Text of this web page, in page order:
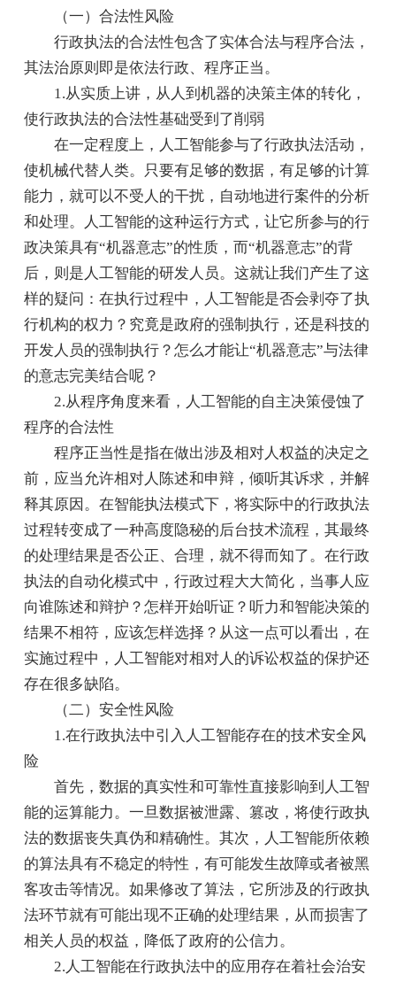
（一）合法性风险
行政执法的合法性包含了实体合法与程序合法，
其法治原则即是依法行政、程序正当。
1.从实质上讲，从人到机器的决策主体的转化，
使行政执法的合法性基础受到了削弱
在一定程度上，人工智能参与了行政执法活动，
使机械代替人类。只要有足够的数据，有足够的计算
能力，就可以不受人的干扰，自动地进行案件的分析
和处理。人工智能的这种运行方式，让它所参与的行
政决策具有“机器意志”的性质，而“机器意志”的背
后，则是人工智能的研发人员。这就让我们产生了这
样的疑问：在执行过程中，人工智能是否会剥夺了执
行机构的权力？究竟是政府的强制执行，还是科技的
开发人员的强制执行？怎么才能让“机器意志”与法律
的意志完美结合呢？
2.从程序角度来看，人工智能的自主决策侵蚀了
程序的合法性
程序正当性是指在做出涉及相对人权益的决定之
前，应当允许相对人陈述和申辩，倾听其诉求，并解
释其原因。在智能执法模式下，将实际中的行政执法
过程转变成了一种高度隐秘的后台技术流程，其最终
的处理结果是否公正、合理，就不得而知了。在行政
执法的自动化模式中，行政过程大大简化，当事人应
向谁陈述和辩护？怎样开始听证？听力和智能决策的
结果不相符，应该怎样选择？从这一点可以看出，在
实施过程中，人工智能对相对人的诉讼权益的保护还
存在很多缺陷。
（二）安全性风险
1.在行政执法中引入人工智能存在的技术安全风
险
首先，数据的真实性和可靠性直接影响到人工智
能的运算能力。一旦数据被泄露、篡改，将使行政执
法的数据丧失真伪和精确性。其次，人工智能所依赖
的算法具有不稳定的特性，有可能发生故障或者被黑
客攻击等情况。如果修改了算法，它所涉及的行政执
法环节就有可能出现不正确的处理结果，从而损害了
相关人员的权益，降低了政府的公信力。
2.人工智能在行政执法中的应用存在着社会治安